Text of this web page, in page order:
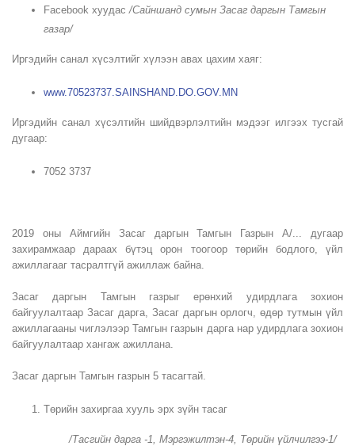
Facebook хуудас/Сайншанд сумын Засаг даргын Тамгын
газар/
Иргэдийн санал хүсэлтийг хүлээн авах цахим хаяг:
www.70523737.SAINSHAND.DO.GOV.MN
Иргэдийн санал хүсэлтийн шийдвэрлэлтийн мэдээг илгээх тусгай
дугаар:
7052 3737
2019 оны Аймгийн Засаг даргын Тамгын Газрын А/... дугаар
захирамжаар дараах бүтэц орон тоогоор төрийн бодлого, үйл
ажиллагааг тасралтгүй ажиллаж байна.
Засаг даргын Тамгын газрыг ерөнхий удирдлага зохион
байгуулалтаар Засаг дарга, Засаг даргын орлогч, өдөр тутмын үйл
ажиллагааны чиглэлээр Тамгын газрын дарга нар удирдлага зохион
байгуулалтаар хангаж ажиллана.
Засаг даргын Тамгын газрын 5 тасагтай.
Төрийн захиргаа хууль эрх зүйн тасаг
/Тасгийн дарга -1, Мэргэжилтэн-4, Төрийн үйлчилгээ-1/